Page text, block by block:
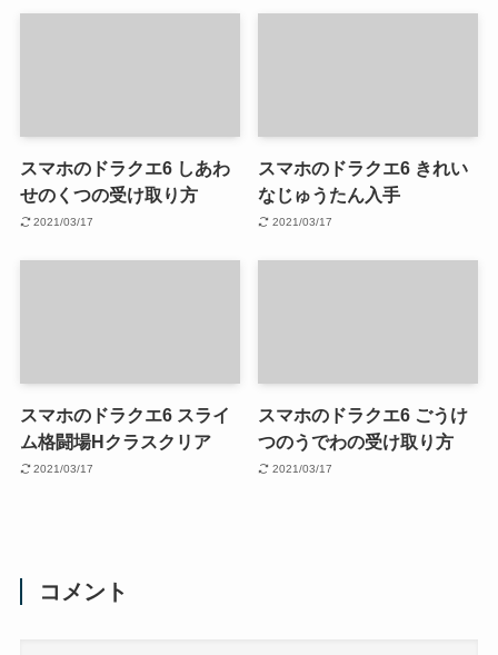
スマホのドラクエ6 しあわ
せのくつの受け取り方
2021/03/17
スマホのドラクエ6 きれい
なじゅうたん入手
2021/03/17
スマホのドラクエ6 スライ
ム格闘場Hクラスクリア
2021/03/17
スマホのドラクエ6 ごうけ
つのうでわの受け取り方
2021/03/17
コメント